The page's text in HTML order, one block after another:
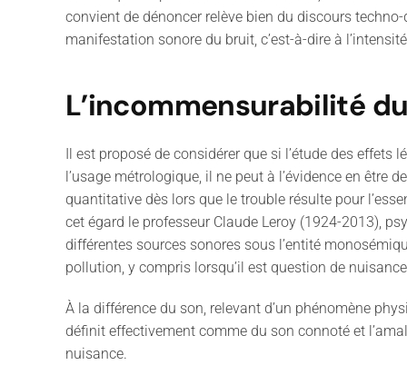
convient de dénoncer relève bien du discours techno-
manifestation sonore du bruit, c’est-à-dire à l’
L’incommensurabilité
Il est proposé de considérer que si l’étude des effets
l’usage métrologique, il ne peut à l’évidence en être
quantitative dès lors que le trouble résulte pour l’
cet égard le professeur Claude Leroy (1924-2013),
différentes sources sonores sous l’entité
pollution, y compris lorsqu’il est question de
À la différence du son, relevant d’un phénomène
définit effectivement comme du son connoté et l’
nuisance.